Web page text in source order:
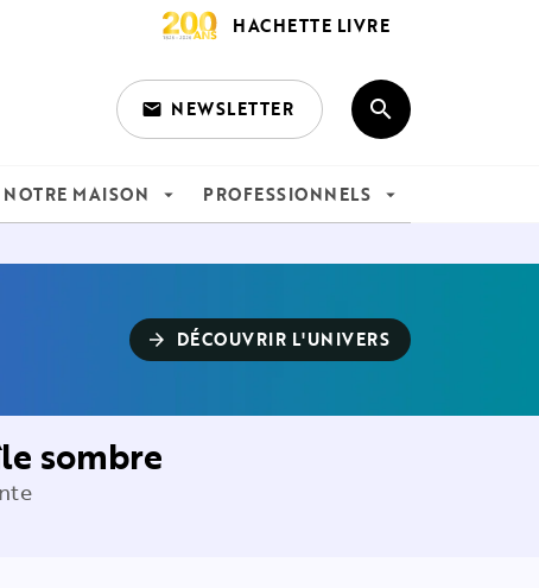
HACHETTE LIVRE
email NEWSLETTER search
NOTRE MAISON arrow_drop_down PROFESSIONNELS arrow_drop_down
arrow_forward DÉCOUVRIR L'UNIVERS
sombre